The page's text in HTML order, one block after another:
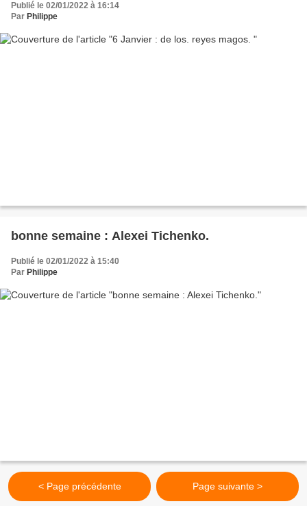
Publié le 02/01/2022 à 16:14
Par Philippe
bonne semaine : Alexei Tichenko.
Publié le 02/01/2022 à 15:40
Par Philippe
< Page précédente Page suivante >